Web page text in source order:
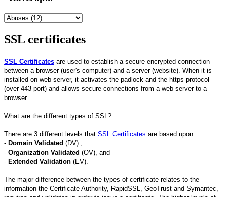
SSL certificates
SSL Certificates are used to establish a secure encrypted connection
between a browser (user's computer) and a server (website). When it is
installed on web server, it activates the padlock and the https protocol
(over 443 port) and allows secure connections from a web server to a
browser.
What are the different types of SSL?
There are 3 different levels that SSL Certificates are based upon.
- Domain Validated (DV) ,
- Organization Validated (OV), and
- Extended Validation (EV).
The major difference between the types of certificate relates to the
information the Certificate Authority, RapidSSL, GeoTrust and Symantec,